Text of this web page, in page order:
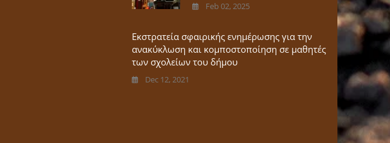
Feb 02, 2025
Εκστρατεία σφαιρικής ενημέρωσης για την
ανακύκλωση και κομποστοποίηση σε μαθητές
των σχολείων του δήμου
Dec 12, 2021